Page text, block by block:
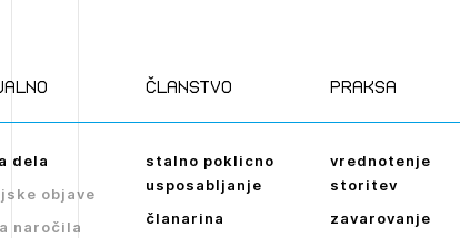
dela
objave
naročila
članstvo
stalno poklicno
usposabljanje
članarina
praksa
vrednotenje
storitev
zavarovanje